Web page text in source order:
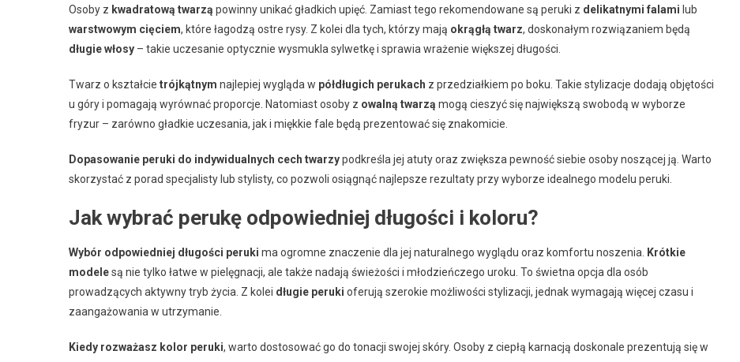
Osoby z kwadratową twarzą powinny unikać gładkich upięć. Zamiast tego rekomendowane są peruki z delikatnymi falami lub
warstwowym cięciem, które łagodzą ostre rysy. Z kolei dla tych, którzy mają okrągłą twarz, doskonałym rozwiązaniem będą
długie włosy – takie uczesanie optycznie wysmukla sylwetkę i sprawia wrażenie większej długości.
Twarz o kształcie trójkątnym najlepiej wygląda w półdługich perukach z przedziałkiem po boku. Takie stylizacje dodają objętości
u góry i pomagają wyrównać proporcje. Natomiast osoby z owalną twarzą mogą cieszyć się największą swobodą w wyborze
fryzur – zarówno gładkie uczesania, jak i miękkie fale będą prezentować się znakomicie.
Dopasowanie peruki do indywidualnych cech twarzypodkreśla jej atuty oraz zwiększa pewność siebie osoby noszącej ją. Warto
skorzystać z porad specjalisty lub stylisty, co pozwoli osiągnąć najlepsze rezultaty przy wyborze idealnego modelu peruki.
Jak wybrać perukę odpowiedniej długości i koloru?
Wybór odpowiedniej długości peruki ma ogromne znaczenie dla jej naturalnego wyglądu oraz komfortu noszenia.
Krótkie
modelesą nie tylko łatwe w pielęgnacji, ale także nadają świeżości i młodzieńczego uroku. To świetna opcja dla osób
prowadzących aktywny tryb życia. Z kolei długie peruki oferują szerokie możliwości stylizacji, jednak wymagają więcej czasu i
zaangażowania w utrzymanie.
Kiedy rozważasz kolor peruki, warto dostosować go do tonacji swojej skóry. Osoby z ciepłą karnacją doskonale prezentują się w